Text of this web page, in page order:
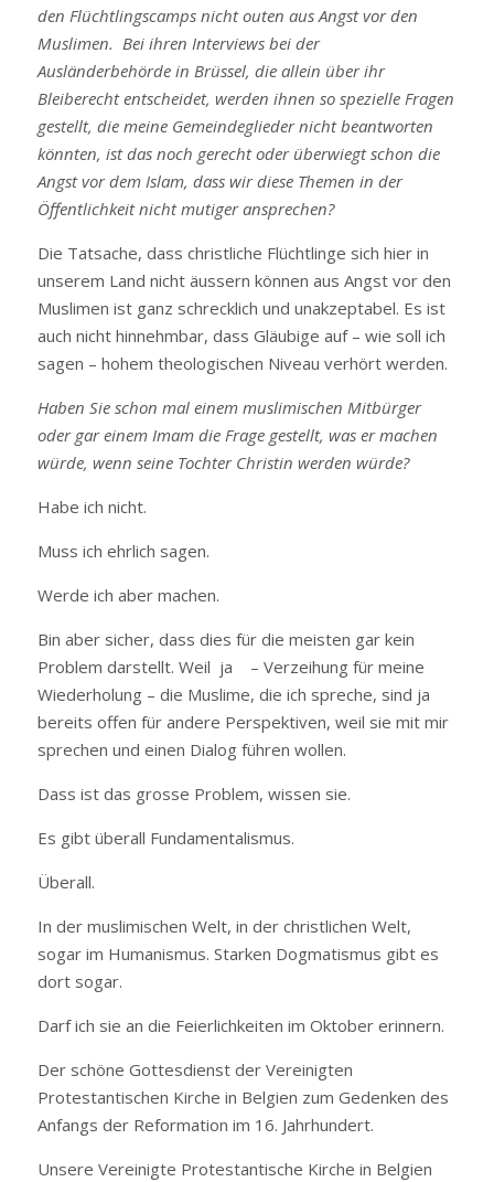
den Flüchtlingscamps nicht outen aus Angst vor den
Muslimen. Bei ihren Interviews bei der
Ausländerbehörde in Brüssel, die allein über ihr
Bleiberecht entscheidet, werden ihnen so spezielle Fragen
gestellt, die meine Gemeindeglieder nicht beantworten
könnten, ist das noch gerecht oder überwiegt schon die
Angst vor dem Islam, dass wir diese Themen in der
Öffentlichkeit nicht mutiger ansprechen?
Die Tatsache, dass christliche Flüchtlinge sich hier in
unserem Land nicht äussern können aus Angst vor den
Muslimen ist ganz schrecklich und unakzeptabel. Es ist
auch nicht hinnehmbar, dass Gläubige auf – wie soll ich
sagen – hohem theologischen Niveau verhört werden.
Haben Sie schon mal einem muslimischen Mitbürger
oder gar einem Imam die Frage gestellt, was er machen
würde, wenn seine Tochter Christin werden würde?
Habe ich nicht.
Muss ich ehrlich sagen.
Werde ich aber machen.
Bin aber sicher, dass dies für die meisten gar kein
Problem darstellt. Weil ja – Verzeihung für meine
Wiederholung – die Muslime, die ich spreche, sind ja
bereits offen für andere Perspektiven, weil sie mit mir
sprechen und einen Dialog führen wollen.
Dass ist das grosse Problem, wissen sie.
Es gibt überall Fundamentalismus.
Überall.
In der muslimischen Welt, in der christlichen Welt,
sogar im Humanismus. Starken Dogmatismus gibt es
dort sogar.
Darf ich sie an die Feierlichkeiten im Oktober erinnern.
Der schöne Gottesdienst der Vereinigten
Protestantischen Kirche in Belgien zum Gedenken des
Anfangs der Reformation im 16. Jahrhundert.
Unsere Vereinigte Protestantische Kirche in Belgien